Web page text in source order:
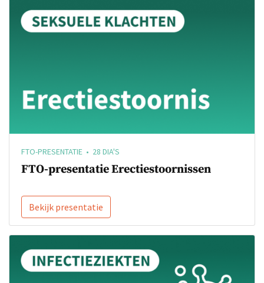
FTO-PRESENTATIE • 28 DIA'S
FTO-presentatie Erectiestoornissen
Bekijk presentatie